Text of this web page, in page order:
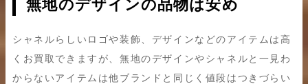
無地のデザインの品物は安め
シャネルらしいロゴや装飾、デザインなどのアイテムは高
くお買取できますが、無地のデザインやシャネルと一見わ
からないアイテムは他ブランドと同じく値段はつきづらい